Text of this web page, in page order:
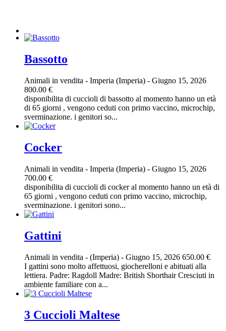
Bassotto
Animali in vendita - Imperia (Imperia) - Giugno 15, 2026
800.00 €
disponibilita di cuccioli di bassotto al momento hanno un età
di 65 giorni , vengono ceduti con primo vaccino, microchip,
sverminazione. i genitori so...
Cocker
Animali in vendita - Imperia (Imperia) - Giugno 15, 2026
700.00 €
disponibilita di cuccioli di cocker al momento hanno un età di
65 giorni , vengono ceduti con primo vaccino, microchip,
sverminazione. i genitori sono...
Gattini
Animali in vendita - (Imperia) - Giugno 15, 2026 650.00 €
I gattini sono molto affettuosi, giocherelloni e abituati alla
lettiera. Padre: Ragdoll Madre: British Shorthair Cresciuti in
ambiente familiare con a...
3 Cuccioli Maltese